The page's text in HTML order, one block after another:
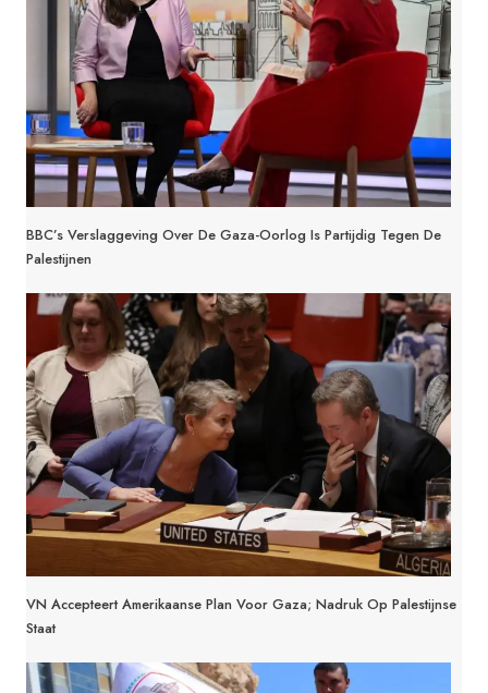
BBC’s Verslaggeving Over De Gaza-Oorlog Is Partijdig Tegen De
Palestijnen
VN Accepteert Amerikaanse Plan Voor Gaza; Nadruk Op Palestijnse
Staat